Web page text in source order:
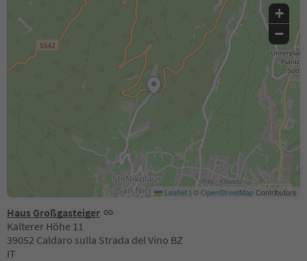
Haus Großgasteiger
Kalterer Höhe 11
39052 Caldaro sulla Strada del Vino BZ
IT
+
−
Leaflet | ©OpenStreetMapContributors